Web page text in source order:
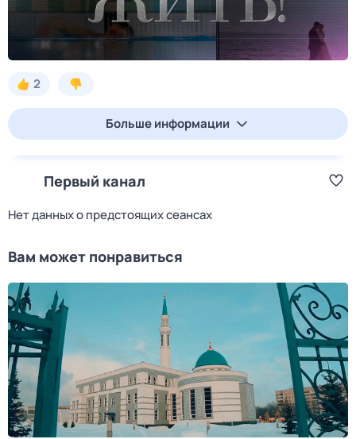
2
Больше информации
Первый канал
Нет данных о предстоящих сеансах
Вам может понравиться